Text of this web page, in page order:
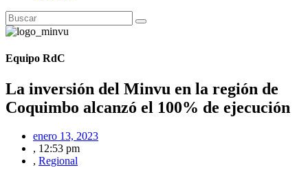
Equipo RdC
La inversión del Minvu en la región de
Coquimbo alcanzó el 100% de ejecución
enero 13, 2023
, 12:53 pm
, Regional